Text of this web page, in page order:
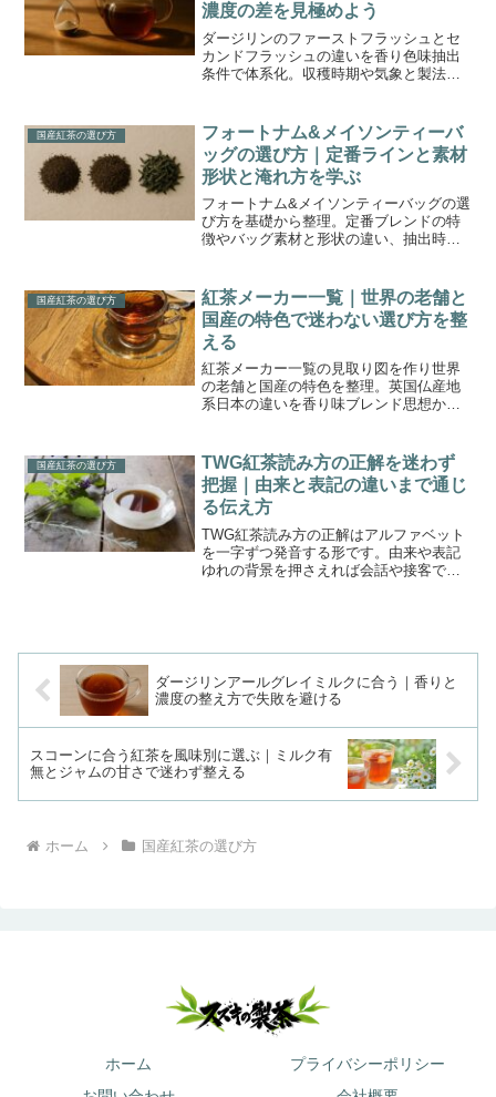
濃度の差を見極めよう
ダージリンのファーストフラッシュとセ
カンドフラッシュの違いを香り色味抽出
条件で体系化。収穫時期や気象と製法の
選べる視点を得よう。
国産紅茶の選び方
フォートナム&メイソンティーバ
ッグの選び方｜定番ラインと素材
形状と淹れ方を学ぶ
フォートナム&メイソンティーバッグの選
び方を基礎から整理。定番ブレンドの特
徴やバッグ素材と形状の違い、抽出時間
やすく解説。
国産紅茶の選び方
紅茶メーカー一覧｜世界の老舗と
国産の特色で迷わない選び方を整
える
紅茶メーカー一覧の見取り図を作り世界
の老舗と国産の特色を整理。英国仏産地
系日本の違いを香り味ブレンド思想から
国産紅茶の選び方
TWG紅茶読み方の正解を迷わず
把握｜由来と表記の違いまで通じ
る伝え方
TWG紅茶読み方の正解はアルファベット
を一字ずつ発音する形です。由来や表記
ゆれの背景を押さえれば会話や接客で迷
ダージリンアールグレイミルクに合う｜香りと
濃度の整え方で失敗を避ける
スコーンに合う紅茶を風味別に選ぶ｜ミルク有
無とジャムの甘さで迷わず整える
ホーム 国産紅茶の選び方
ホーム
プライバシーポリシー